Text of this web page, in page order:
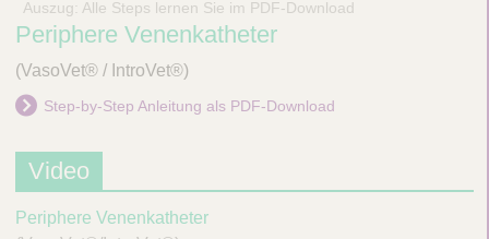
Auszug: Alle Steps lernen Sie im PDF-Download
Periphere Venenkatheter
(VasoVet® / IntroVet®)
Step-by-Step Anleitung als PDF-Download
Video
Periphere Venenkatheter